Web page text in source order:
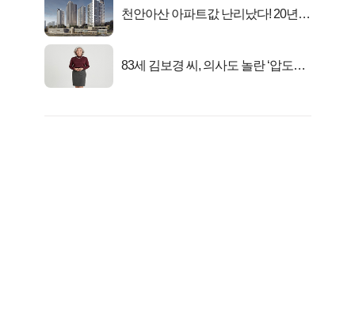
천안아산 아파트값 난리났다! 20년
83세 김보경 씨, 의사도 놀란 ‘압도적